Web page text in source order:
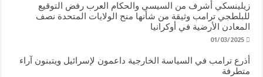
زيلينسكي أشرف من السيسي والحكام العرب رفض التوقيع
للبلطجي ترامب وثيقة من شأنها منح الولايات المتحدة نصف
المعادن الأرضية في أوكرانيا
01/03/2025
أذرع ترامب في السياسة الخارجية داعمون لإسرائيل ويتبنون آراء
متطرفة